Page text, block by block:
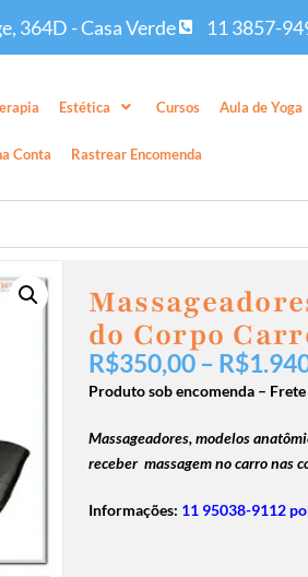
364D - Casa Verde 11 3857-
Estética Cursos Aula de Yoga
Conta Rastrear Encomenda
do Corpo
R$350,00 – R$
Produto sob encomenda – Frete
Massageadores, modelos
receber massagem no carro nas
Informações: 11 95038-9112